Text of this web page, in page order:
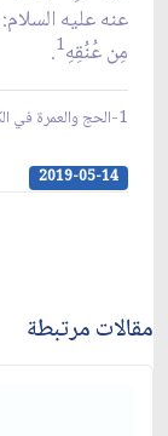
عنه عليه
مِن عُنُقِهِ1
.
1-الحج والعمرة في الكتاب والسنة / العلامة محمد الريشهري.
2019-05-14
مقالات مرتبطة